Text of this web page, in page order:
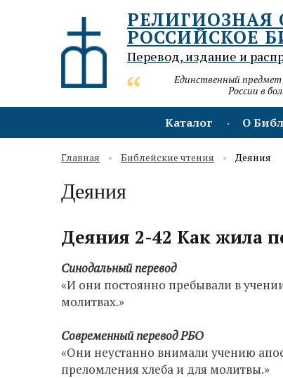
РЕЛИГИОЗНАЯ
РОССИЙСКОЕ
Перевод, издание и
Единственный предмет
России в
Каталог О
Главная Библейские чтения Деяния
Деяния
Деяния 2-42 Как жила
Синодальный перевод
«И они постоянно пребывали в
молитвах.»
Современный перевод РБО
«Они неустанно внимали учению
преломления хлеба и для молитвы.»